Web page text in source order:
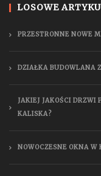
LOSOWE
PRZESTRONNE NOWE
DZIAŁKA BUDOWLANA
JAKIEJ JAKOŚCI DRZWI
KALISKA?
NOWOCZESNE OKNA W